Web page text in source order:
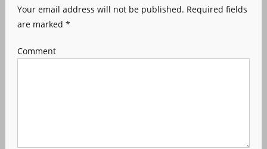
Your email address will not be published. Required fields
are marked *
Comment